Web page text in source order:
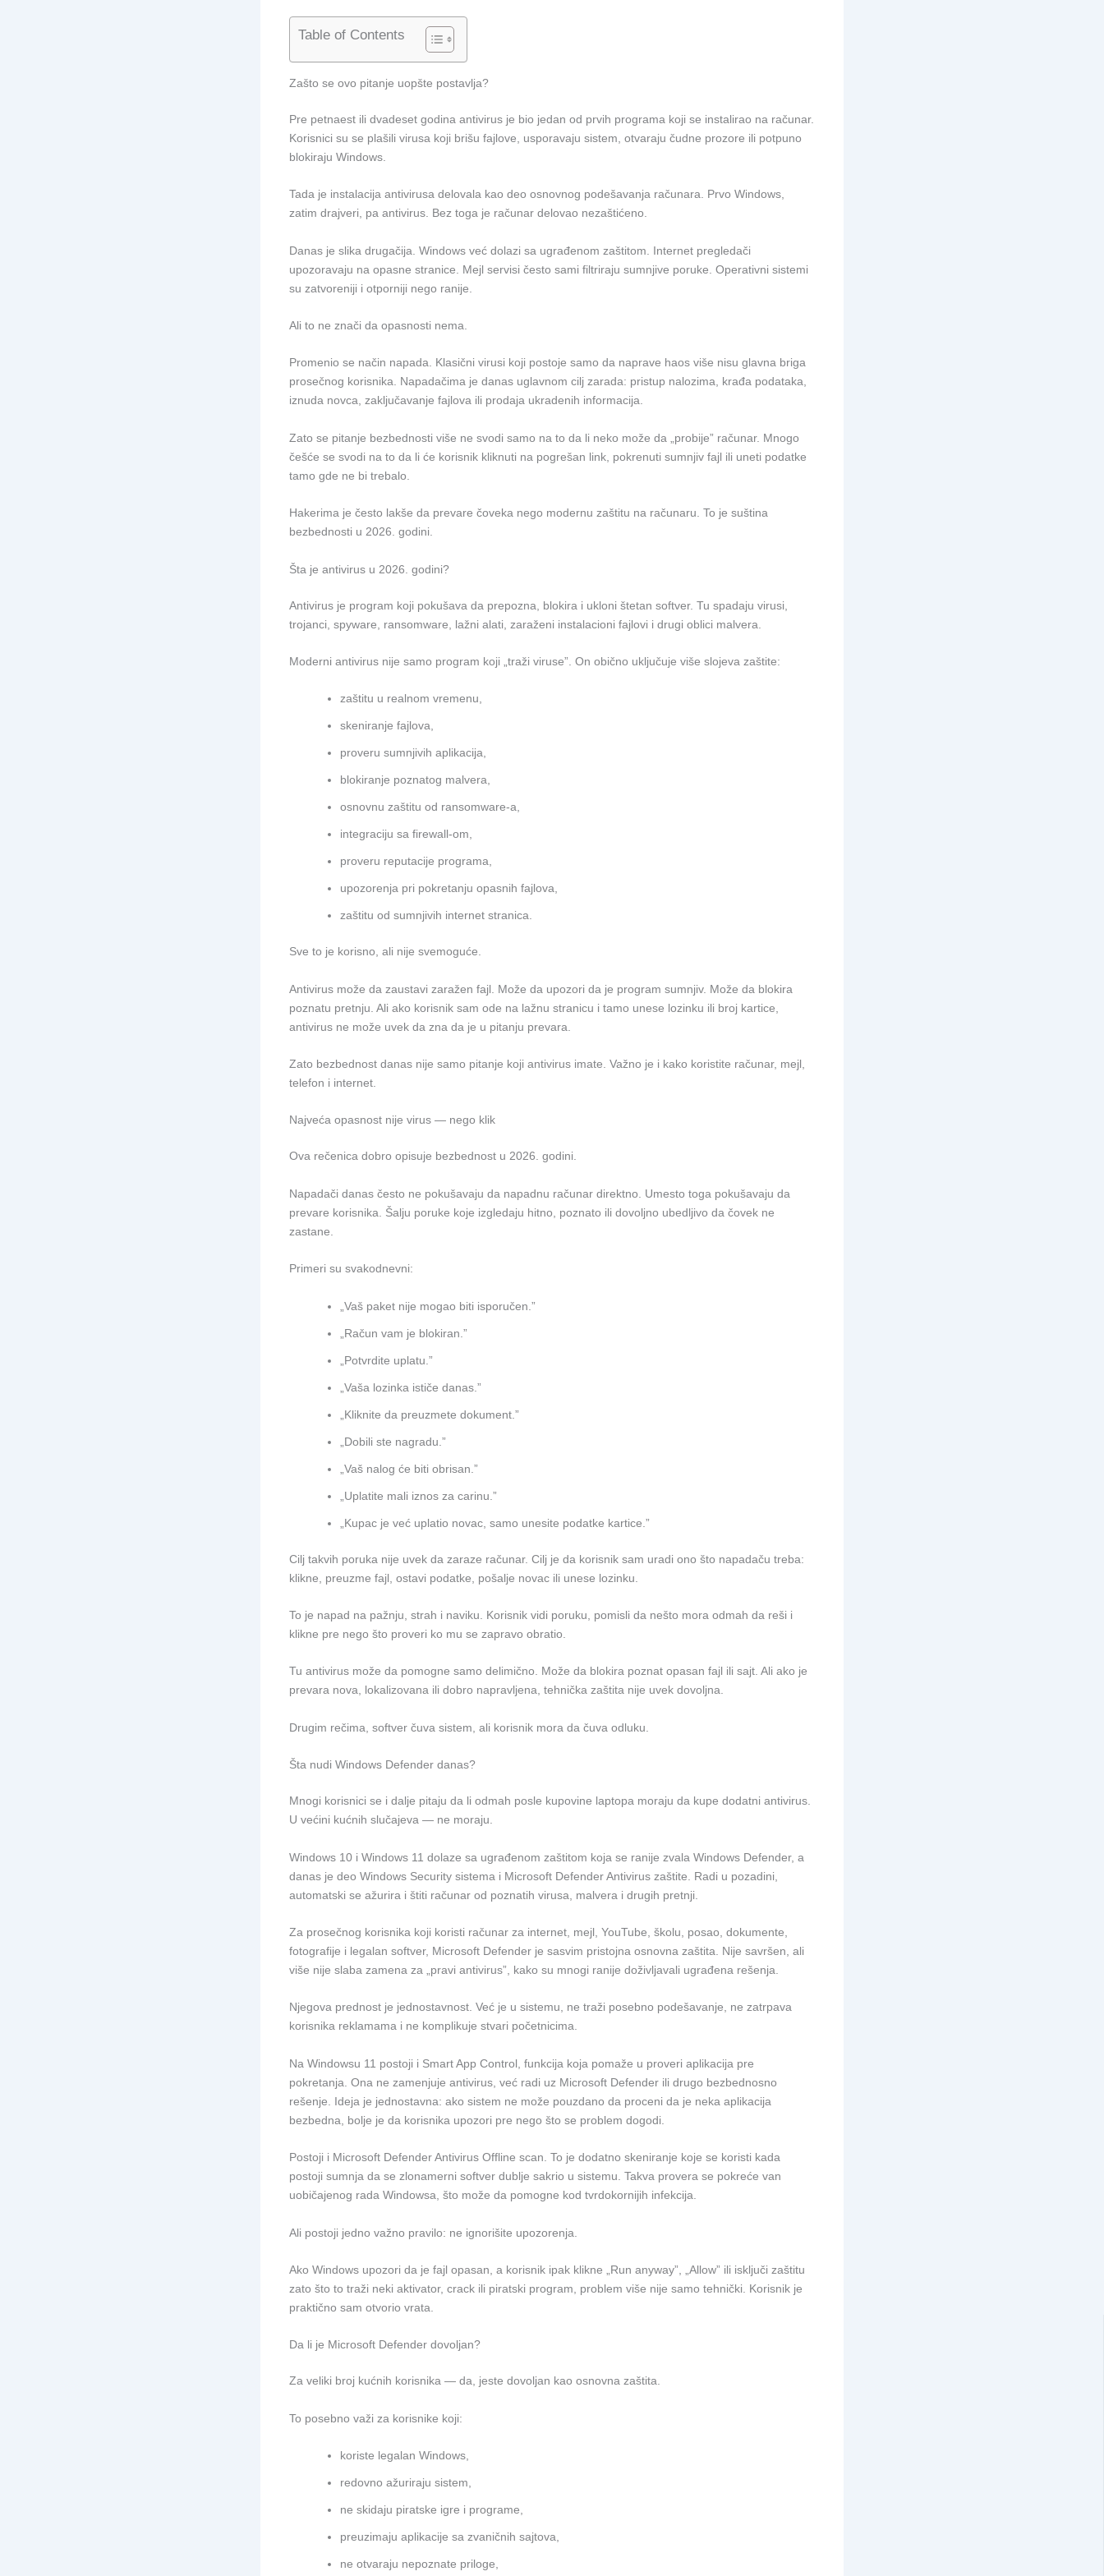
Table of Contents
Zašto se ovo pitanje uopšte postavlja?
Pre petnaest ili dvadeset godina antivirus je bio jedan od prvih programa koji se instalirao na računar.
Korisnici su se plašili virusa koji brišu fajlove, usporavaju sistem, otvaraju čudne prozore ili potpuno
blokiraju Windows.
Tada je instalacija antivirusa delovala kao deo osnovnog podešavanja računara. Prvo Windows,
zatim drajveri, pa antivirus. Bez toga je računar delovao nezaštićeno.
Danas je slika drugačija. Windows već dolazi sa ugrađenom zaštitom. Internet pregledači
upozoravaju na opasne stranice. Mejl servisi često sami filtriraju sumnjive poruke. Operativni sistemi
su zatvoreniji i otporniji nego ranije.
Ali to ne znači da opasnosti nema.
Promenio se način napada. Klasični virusi koji postoje samo da naprave haos više nisu glavna briga
prosečnog korisnika. Napadačima je danas uglavnom cilj zarada: pristup nalozima, krađa podataka,
iznuda novca, zaključavanje fajlova ili prodaja ukradenih informacija.
Zato se pitanje bezbednosti više ne svodi samo na to da li neko može da „probije” računar. Mnogo
češće se svodi na to da li će korisnik kliknuti na pogrešan link, pokrenuti sumnjiv fajl ili uneti podatke
tamo gde ne bi trebalo.
Hakerima je često lakše da prevare čoveka nego modernu zaštitu na računaru. To je suština
bezbednosti u 2026. godini.
Šta je antivirus u 2026. godini?
Antivirus je program koji pokušava da prepozna, blokira i ukloni štetan softver. Tu spadaju virusi,
trojanci, spyware, ransomware, lažni alati, zaraženi instalacioni fajlovi i drugi oblici malvera.
Moderni antivirus nije samo program koji „traži viruse”. On obično uključuje više slojeva zaštite:
zaštitu u realnom vremenu,
skeniranje fajlova,
proveru sumnjivih aplikacija,
blokiranje poznatog malvera,
osnovnu zaštitu od ransomware-a,
integraciju sa firewall-om,
proveru reputacije programa,
upozorenja pri pokretanju opasnih fajlova,
zaštitu od sumnjivih internet stranica.
Sve to je korisno, ali nije svemoguće.
Antivirus može da zaustavi zaražen fajl. Može da upozori da je program sumnjiv. Može da blokira
poznatu pretnju. Ali ako korisnik sam ode na lažnu stranicu i tamo unese lozinku ili broj kartice,
antivirus ne može uvek da zna da je u pitanju prevara.
Zato bezbednost danas nije samo pitanje koji antivirus imate. Važno je i kako koristite računar, mejl,
telefon i internet.
Najveća opasnost nije virus — nego klik
Ova rečenica dobro opisuje bezbednost u 2026. godini.
Napadači danas često ne pokušavaju da napadnu računar direktno. Umesto toga pokušavaju da
prevare korisnika. Šalju poruke koje izgledaju hitno, poznato ili dovoljno ubedljivo da čovek ne
zastane.
Primeri su svakodnevni:
„Vaš paket nije mogao biti isporučen.”
„Račun vam je blokiran.”
„Potvrdite uplatu.”
„Vaša lozinka ističe danas.”
„Kliknite da preuzmete dokument.”
„Dobili ste nagradu.”
„Vaš nalog će biti obrisan.”
„Uplatite mali iznos za carinu.”
„Kupac je već uplatio novac, samo unesite podatke kartice.”
Cilj takvih poruka nije uvek da zaraze računar. Cilj je da korisnik sam uradi ono što napadaču treba:
klikne, preuzme fajl, ostavi podatke, pošalje novac ili unese lozinku.
To je napad na pažnju, strah i naviku. Korisnik vidi poruku, pomisli da nešto mora odmah da reši i
klikne pre nego što proveri ko mu se zapravo obratio.
Tu antivirus može da pomogne samo delimično. Može da blokira poznat opasan fajl ili sajt. Ali ako je
prevara nova, lokalizovana ili dobro napravljena, tehnička zaštita nije uvek dovoljna.
Drugim rečima, softver čuva sistem, ali korisnik mora da čuva odluku.
Šta nudi Windows Defender danas?
Mnogi korisnici se i dalje pitaju da li odmah posle kupovine laptopa moraju da kupe dodatni antivirus.
U većini kućnih slučajeva — ne moraju.
Windows 10 i Windows 11 dolaze sa ugrađenom zaštitom koja se ranije zvala Windows Defender, a
danas je deo Windows Security sistema i Microsoft Defender Antivirus zaštite. Radi u pozadini,
automatski se ažurira i štiti računar od poznatih virusa, malvera i drugih pretnji.
Za prosečnog korisnika koji koristi računar za internet, mejl, YouTube, školu, posao, dokumente,
fotografije i legalan softver, Microsoft Defender je sasvim pristojna osnovna zaštita. Nije savršen, ali
više nije slaba zamena za „pravi antivirus”, kako su mnogi ranije doživljavali ugrađena rešenja.
Njegova prednost je jednostavnost. Već je u sistemu, ne traži posebno podešavanje, ne zatrpava
korisnika reklamama i ne komplikuje stvari početnicima.
Na Windowsu 11 postoji i Smart App Control, funkcija koja pomaže u proveri aplikacija pre
pokretanja. Ona ne zamenjuje antivirus, već radi uz Microsoft Defender ili drugo bezbednosno
rešenje. Ideja je jednostavna: ako sistem ne može pouzdano da proceni da je neka aplikacija
bezbedna, bolje je da korisnika upozori pre nego što se problem dogodi.
Postoji i Microsoft Defender Antivirus Offline scan. To je dodatno skeniranje koje se koristi kada
postoji sumnja da se zlonamerni softver dublje sakrio u sistemu. Takva provera se pokreće van
uobičajenog rada Windowsa, što može da pomogne kod tvrdokornijih infekcija.
Ali postoji jedno važno pravilo: ne ignorišite upozorenja.
Ako Windows upozori da je fajl opasan, a korisnik ipak klikne „Run anyway”, „Allow” ili isključi zaštitu
zato što to traži neki aktivator, crack ili piratski program, problem više nije samo tehnički. Korisnik je
praktično sam otvorio vrata.
Da li je Microsoft Defender dovoljan?
Za veliki broj kućnih korisnika — da, jeste dovoljan kao osnovna zaštita.
To posebno važi za korisnike koji:
koriste legalan Windows,
redovno ažuriraju sistem,
ne skidaju piratske igre i programe,
preuzimaju aplikacije sa zvaničnih sajtova,
ne otvaraju nepoznate priloge,